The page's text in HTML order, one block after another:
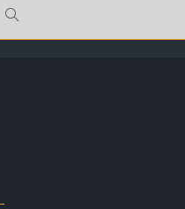
WEBSITE-